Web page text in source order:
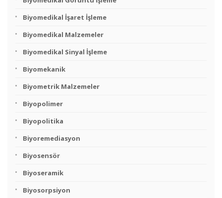
Biyomedikal İşaret İşleme
Biyomedikal Malzemeler
Biyomedikal Sinyal İşleme
Biyomekanik
Biyometrik Malzemeler
Biyopolimer
Biyopolitika
Biyoremediasyon
Biyosensör
Biyoseramik
Biyosorpsiyon